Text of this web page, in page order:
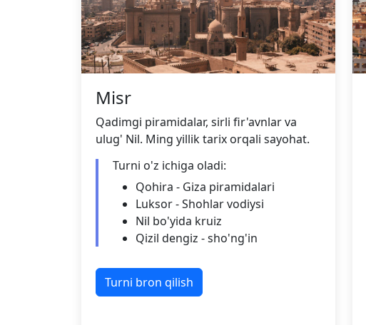
Misr
Qadimgi piramidalar, sirli fir'avnlar va
ulug' Nil. Ming yillik tarix orqali sayohat.
Turni o'z ichiga oladi:
Qohira - Giza piramidalari
Luksor - Shohlar vodiysi
Nil bo'yida kruiz
Qizil dengiz - sho'ng'in
Turni bron qilish